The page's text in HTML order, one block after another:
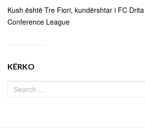
Kush është Tre Fiori, kundërshtar i FC
Conference League
KËRKO